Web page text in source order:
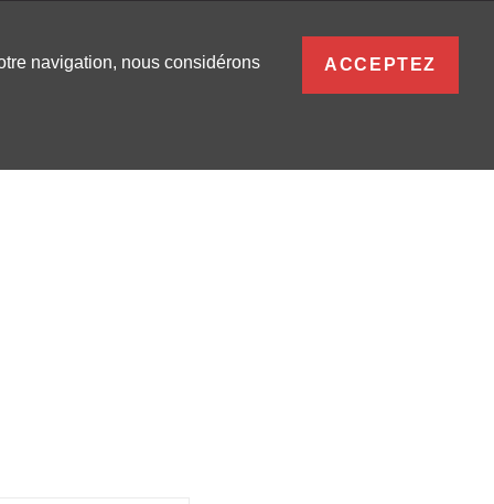
navigation, nous considérons
ACCEPTEZ